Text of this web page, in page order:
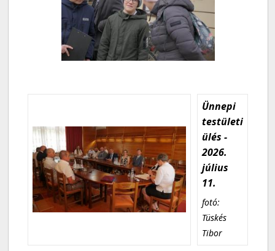
Ünnepi
testületi
ülés -
2026.
július
11.
fotó:
Tüskés
Tibor